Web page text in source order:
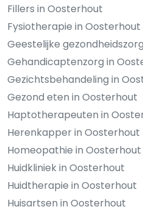
Fillers in Oosterhout
Fysiotherapie in Oosterhout
Geestelijke
Gehandicaptenzorg in
Gezichtsbehandeling in
Gezond eten in Oosterhout
Haptotherapeuten in
Herenkapper in Oosterhout
Homeopathie in Oosterhout
Huidkliniek in Oosterhout
Huidtherapie in Oosterhout
Huisartsen in Oosterhout